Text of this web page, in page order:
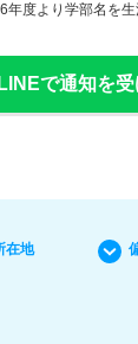
度より学部名を
LINEで通知を
在地